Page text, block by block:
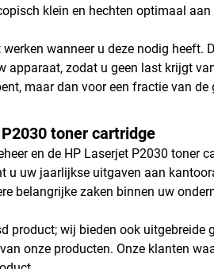
klein en hechten optimaal aan
wanneer u deze nodig heeft.
zodat u geen last krijgt
maar dan voor een fractie van de
toner cartridge
en de HP Laserjet P2030 toner
u uw jaarlijkse uitgaven aan
belangrijke zaken binnen uw
product; wij bieden ook uitgebreide
onze producten. Onze klanten